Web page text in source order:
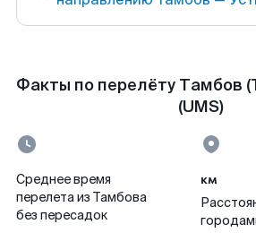
Факты по перелёту Тамбов
(UMS)
Среднее время
перелета из Тамбова
без пересадок
км